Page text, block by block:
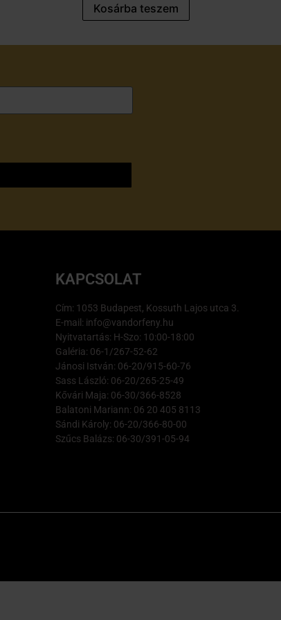
Kosárba teszem
KAPCSOLAT
Cím: 1053 Budapest, Kossuth Lajos utca 3.
E-mail: info@vandorfeny.hu
Nyitvatartás: H-Szo: 10:00-18:00
Galéria: 06-1/267-52-62
Jánosi István: 06-20/915-60-76
Sass László: 06-20/265-25-49
Kővári Maja: 06-30/366-8528
Balatoni Mariann: 06 20 405 8113
Sándi Károly: 06-20/366-80-00
Szűcs Balázs: 06-30/391-05-94